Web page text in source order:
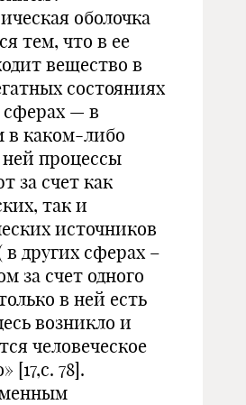
оболочка
тем, что в ее
вещество в
состояниях
сферах — в
в каком-либо
процессы
за счет как
так и
источников
в других сферах –
за счет одного
в ней есть
возникло и
человеческое
[17,с. 78].